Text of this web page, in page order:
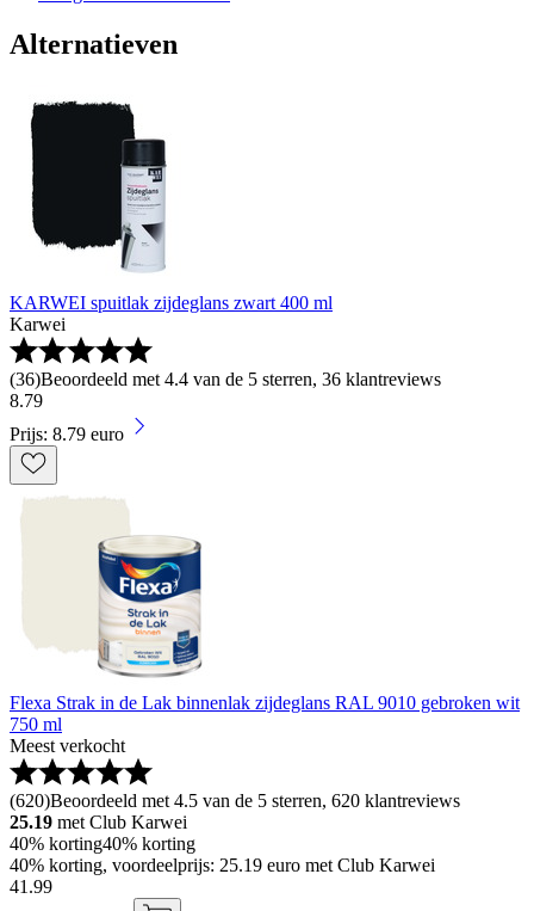
Alternatieven
KARWEI spuitlak zijdeglans zwart 400 ml
Karwei
(36)Beoordeeld met 4.4 van de 5 sterren, 36 klantreviews
8.79
Prijs: 8.79 euro
Flexa Strak in de Lak binnenlak zijdeglans RAL 9010 gebroken wit
750 ml
Meest verkocht
(620)Beoordeeld met 4.5 van de 5 sterren, 620 klantreviews
25.19 met Club Karwei
40% korting40% korting
40% korting, voordeelprijs: 25.19 euro met Club Karwei
41 .99